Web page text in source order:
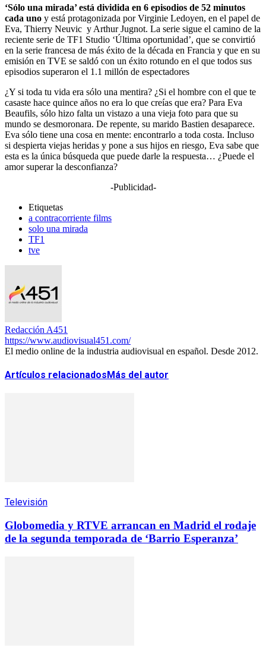
‘Sólo una mirada’ está dividida en 6 episodios de 52 minutos
cada uno y está protagonizada por Virginie Ledoyen, en el papel de
Eva, Thierry Neuvic y Arthur Jugnot. La serie sigue el camino de la
reciente serie de TF1 Studio ‘Última oportunidad’, que se convirtió
en la serie francesa de más éxito de la década en Francia y que en su
emisión en TVE se saldó con un éxito rotundo en el que todos sus
episodios superaron el 1.1 millón de espectadores
¿Y si toda tu vida era sólo una mentira? ¿Si el hombre con el que te
casaste hace quince años no era lo que creías que era? Para Eva
Beaufils, sólo hizo falta un vistazo a una vieja foto para que su
mundo se desmoronara. De repente, su marido Bastien desaparece.
Eva sólo tiene una cosa en mente: encontrarlo a toda costa. Incluso
si despierta viejas heridas y pone a sus hijos en riesgo, Eva sabe que
esta es la única búsqueda que puede darle la respuesta… ¿Puede el
amor superar la desconfianza?
-Publicidad-
Etiquetas
a contracorriente films
solo una mirada
TF1
tve
Redacción A451
https://www.audiovisual451.com/
El medio online de la industria audiovisual en español. Desde 2012.
Artículos relacionadosMás del autor
Televisión
Globomedia y RTVE arrancan en Madrid el rodaje
de la segunda temporada de ‘Barrio Esperanza’